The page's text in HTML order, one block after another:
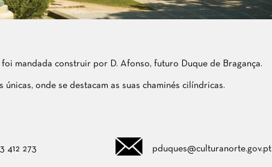
foi mandada construir por D. Afonso, futuro Duque de Bragança.
onde se destacam as suas chaminés cilíndricas.
412 273 pduques@culturanorte.gov.pt